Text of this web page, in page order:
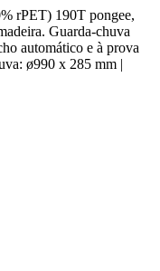
rPET) 190T pongee,
Guarda-chuva
automático e à prova
ø990 x 285 mm |